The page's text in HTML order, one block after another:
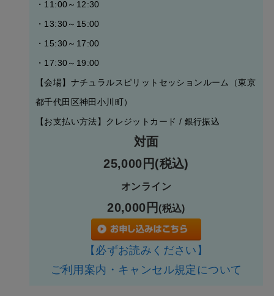
・11:00～12:30
・13:30～15:00
・15:30～17:00
・17:30～19:00
【会場】ナチュラルスピリットセッションルーム（東京
都千代田区神田小川町）
【お支払い方法】 クレジットカード / 銀行振込
対面
25,000円(税込)
オンライン
20,000円 (税込)
【必ずお読みください】
ご利用案内・キャンセル規定について